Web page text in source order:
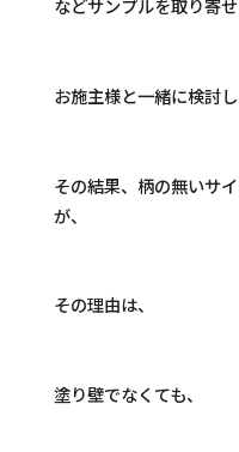
などサンプルを取り寄
お施主様と一緒に検討し
その結果、柄の無いサ
が、
その理由は、
塗り壁でなくても、